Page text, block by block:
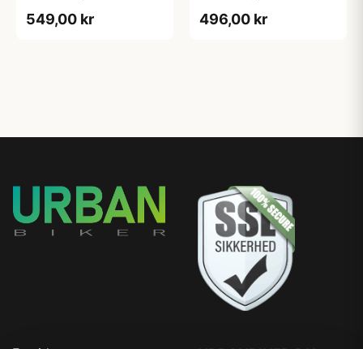
549,00 kr 496,00 kr